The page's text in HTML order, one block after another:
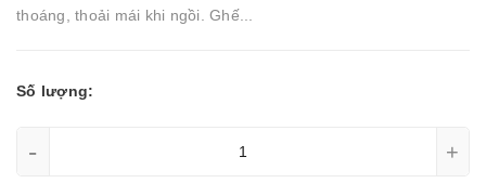
thoáng, thoải mái khi ngồi. Ghế...
Số lượng:
- +